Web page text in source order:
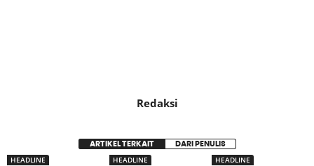
Redaksi
ARTIKEL TERKAIT DARI PENULIS
HEADLINE HEADLINE HEADLINE